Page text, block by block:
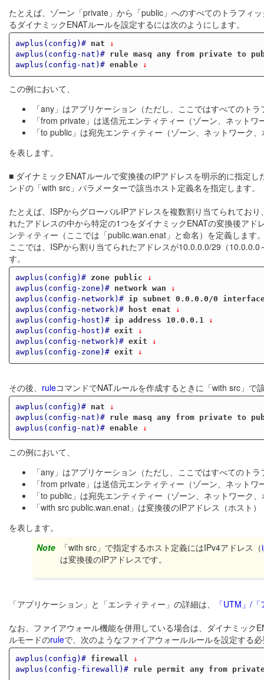
たとえば、ゾーン「private」から「public」へのすべてのトラフィ
るダイナミックENATルールを設定するには次のようにします。
awplus(config)# nat ↓
awplus(config-nat)#
rule masq any from private to
awplus(config-nat)# enable ↓
この例において、
「any」はアプリケーション（ただし、ここではすべてのト
「from private」は送信元エンティティー（ゾーン、ネットワ
「to public」は宛先エンティティー（ゾーン、ネットワーク
を表します。
■ ダイナミックENATルールで変換後のIPアドレスを明示的に指定
ンドの「with src」パラメーターで該当ホスト定義名を指定します。
たとえば、ISPからグローバルIPアドレスを複数割り当てられてお
れたアドレスの中から特定の1つをダイナミックENATの変換後ア
ンティティー（ここでは「public.wan.enat」と命名）を定義します
ここでは、ISPから割り当てられたアドレスが10.0.0.0/29（
す。
awplus(config)# zone public ↓
awplus(config-zone)#
network wan ↓
awplus(config-network)#
ip subnet 0.0.0.0/0 interface
awplus(config-network)#
host enat ↓
awplus(config-host)#
ip address 10.0.0.1 ↓
awplus(config-host)# exit ↓
awplus(config-network)# exit ↓
awplus(config-zone)# exit ↓
その後、 ruleコマンドでNATルールを作成するときに「with src」で
awplus(config)# nat ↓
awplus(config-nat)#
rule masq any from private to
awplus(config-nat)# enable ↓
この例において、
「any」はアプリケーション（ただし、ここではすべてのト
「from private」は送信元エンティティー（ゾーン、ネットワ
「to public」は宛先エンティティー（ゾーン、ネットワーク
「with src public.wan.enat」は変換後のIPアドレス（ホスト）
を表します。
Note
「with src」で指定するホスト定義にはIPv4アドレス（
は変換後のIPアドレスです。
「アプリケーション」と「エンティティー」の詳細は、
「UTM」/
なお、ファイアウォール機能を併用している場合は、ダイナミッ
ルモードのruleで、次のようなファイアウォールルールを設定する
awplus(config)# firewall ↓
awplus(config-firewall)#
rule permit any from